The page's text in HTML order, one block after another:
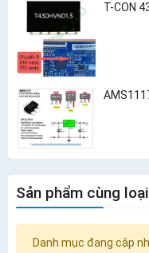
T-CON
Sản phẩm cùng loại
Danh mục đang cập